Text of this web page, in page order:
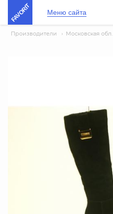
FAVORIT Меню сайта
Производители › Московская обл.